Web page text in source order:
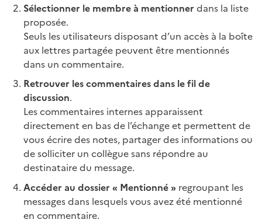
Sélectionner le membre à mentionner dans la liste
proposée.
Seuls les utilisateurs disposant d’un accès à la boîte
aux lettres partagée peuvent être mentionnés
dans un commentaire.
Retrouver les commentaires dans le fil de
discussion.
Les commentaires internes apparaissent
directement en bas de l’échange et permettent de
vous écrire des notes, partager des informations ou
de solliciter un collègue sans répondre au
destinataire du message.
Accéder au dossier « Mentionné » regroupant les
messages dans lesquels vous avez été mentionné
en commentaire.